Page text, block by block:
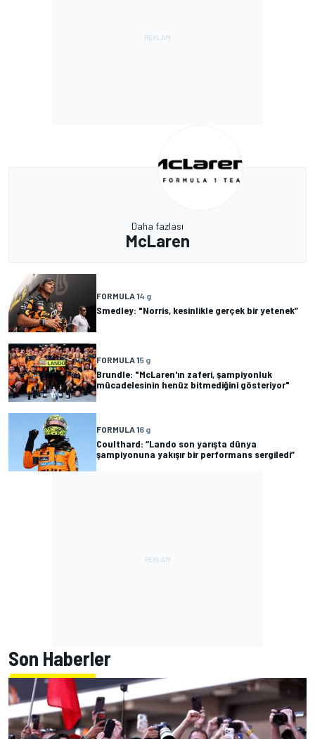
Daha fazlası
McLaren
FORMULA 14 g
Smedley: "Norris, kesinlikle gerçek bir yetenek”
FORMULA 15 g
Brundle: "McLaren'ın zaferi, şampiyonluk
mücadelesinin henüz bitmediğini gösteriyor"
FORMULA 16 g
Coulthard: “Lando son yarışta dünya
şampiyonuna yakışır bir performans sergiledi”
Son Haberler